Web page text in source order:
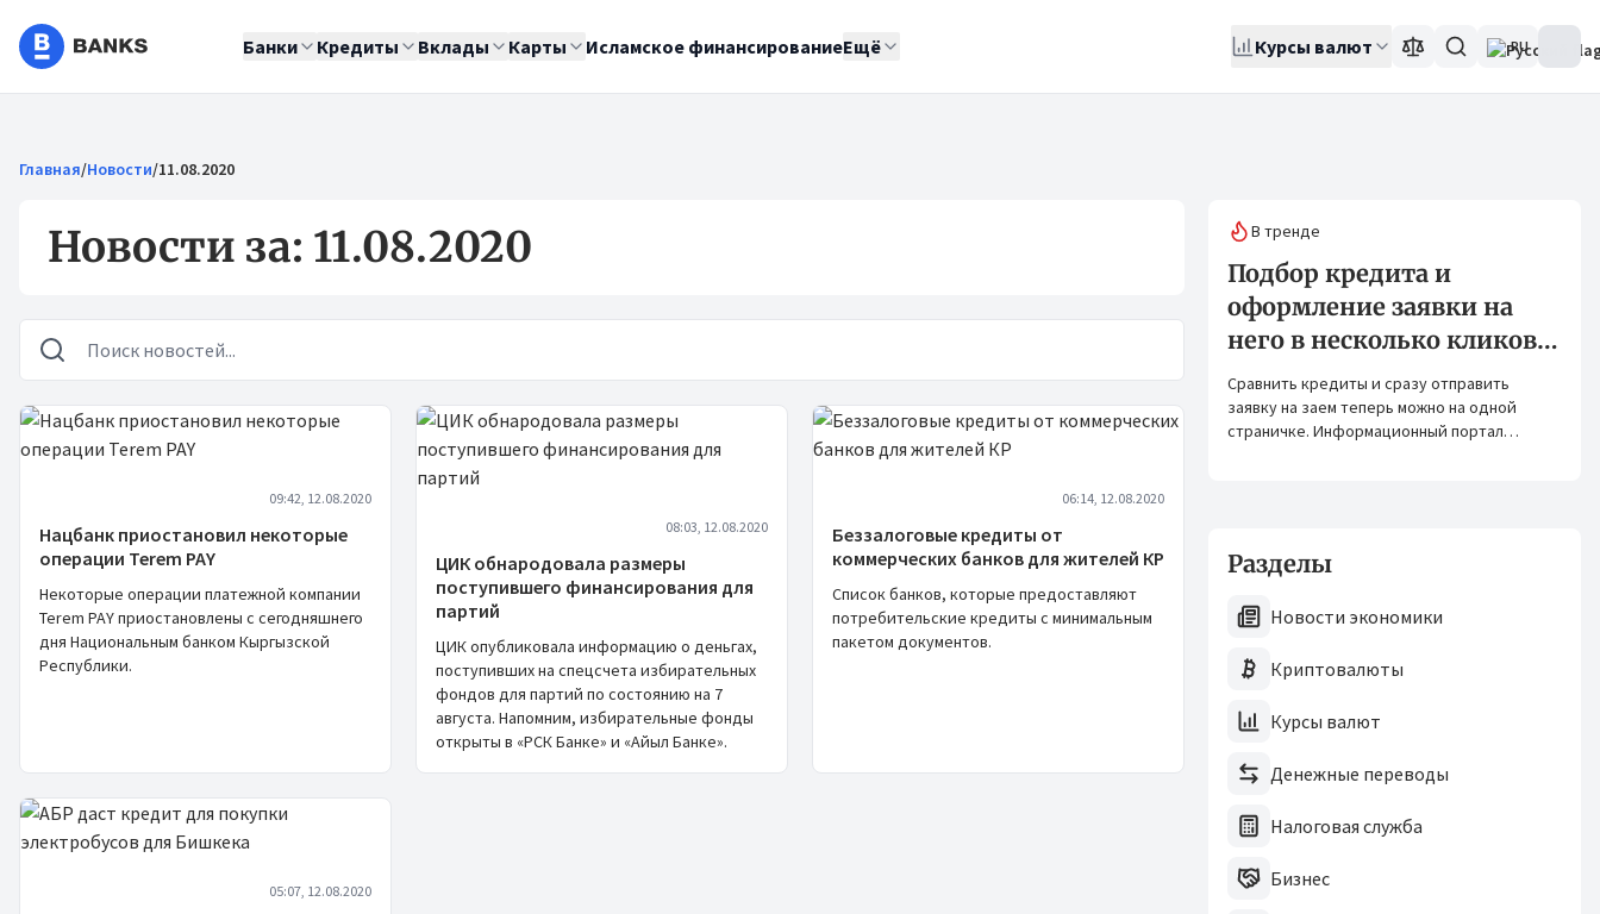
Банки Кредиты Вклады Карты Исламское финансированиеЕщё Курсы валют RU
Главная/Новости/11.08.2020
Новости за: 11.08.2020
Новости
09:42, 12.08.2020
Нацбанк приостановил некоторые
операции Terem PAY
Некоторые операции платежной компании
Terem PAY приостановлены с сегодняшнего
дня Национальным банком Кыргызской
Республики.
08:03, 12.08.2020
ЦИК обнародовала размеры
поступившего финансирования для
партий
ЦИК опубликовала информацию о деньгах,
поступивших на спецсчета избирательных
фондов для партий по состоянию на 7
августа. Напомним, избирательные фонды
открыты в «РСК Банке» и «Айыл Банке».
06:14, 12.08.2020
Беззалоговые кредиты от
коммерческих банков для жителей КР
Список банков, которые предоставляют
потребительские кредиты с минимальным
пакетом документов.
05:07, 12.08.2020
В тренде
Подбор кредита и
оформление заявки на
него в несколько кликов:
Banks.kg и Bank.kg стали
партнерами
Сравнить кредиты и сразу отправить
заявку на заем теперь можно на одной
страничке. Информационный портал
Разделы
Новости экономики
Криптовалюты
Курсы валют
Денежные переводы
Налоговая служба
Бизнес